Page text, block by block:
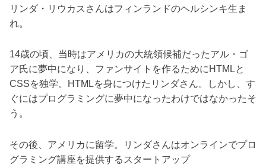
リンダ・リウカスさんはフィンランドのヘルシンキ生ま
れ。
14歳の頃、当時はアメリカの大統領候補だったアル・ゴ
ア氏に夢中になり、ファンサイトを作るためにHTMLと
CSSを独学。HTMLを身につけたリンダさん。しかし、す
ぐにはプログラミングに夢中になったわけではなかったそ
う。
その後、アメリカに留学。リンダさんはオンラインでプロ
グラミング講座を提供するスタートアップ